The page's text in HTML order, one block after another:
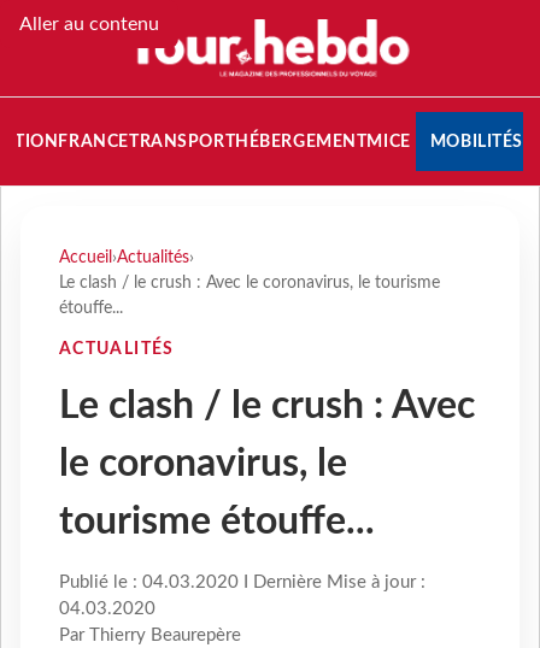
Aller au contenu
FRANCETRANSPORT HÉBERGEMENTMICE MOBILITÉS
Accueil ›Actualités›
Le clash / le crush : Avec le coronavirus, le tourisme
étouffe...
ACTUALITÉS
Le clash / le crush : Avec
le coronavirus, le
tourisme étouffe...
Publié le : 04.03.2020 I Dernière Mise à jour :
04.03.2020
Par Thierry Beaurepère